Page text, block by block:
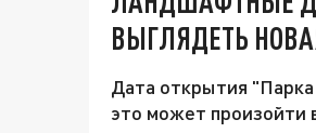
ВЫГЛЯДЕТЬ
Дата открытия
это может произойти